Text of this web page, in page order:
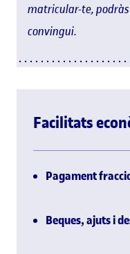
matricular-te,
convingui.
Facilitats
Pagament
Beques, ajuts i